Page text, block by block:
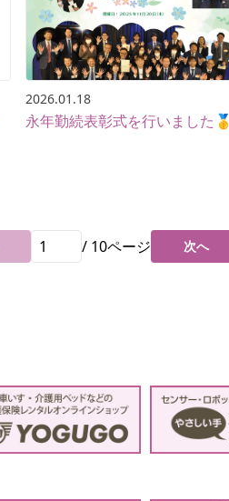
2026.01.18
永年勤続表彰式を行いました🥇
/ 10ページ 次へ